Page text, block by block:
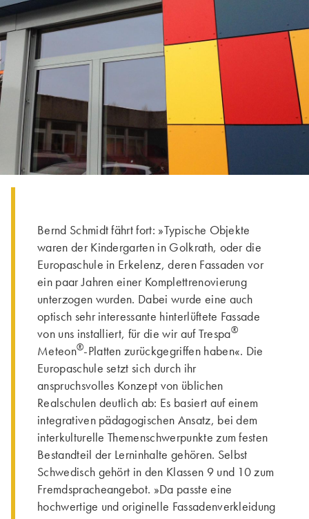
Bernd Schmidt fährt fort: »Typische Objekte
waren der Kindergarten in Golkrath, oder die
Europaschule in Erkelenz, deren Fassaden vor
ein paar Jahren einer Komplettrenovierung
unterzogen wurden. Dabei wurde eine auch
optisch sehr interessante hinterlüftete Fassade
von uns installiert, für die wir auf Trespa®
Meteon®-Platten zurückgegriffen haben«. Die
Europaschule setzt sich durch ihr
anspruchsvolles Konzept von üblichen
Realschulen deutlich ab: Es basiert auf einem
integrativen pädagogischen Ansatz, bei dem
interkulturelle Themenschwerpunkte zum festen
Bestandteil der Lerninhalte gehören. Selbst
Schwedisch gehört in den Klassen 9 und 10 zum
Fremdspracheangebot. »Da passte eine
hochwertige und originelle Fassadenverkleidung